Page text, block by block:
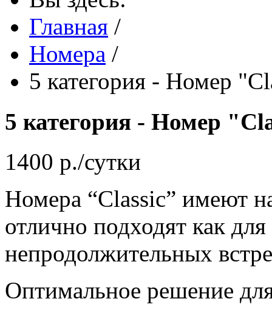
Главная /
Номера /
5 категория - Номер
5 категория - Номер
1400 р./сутки
Номера “Classic” имеют
отлично подходят как
непродолжительных
Оптимальное решение